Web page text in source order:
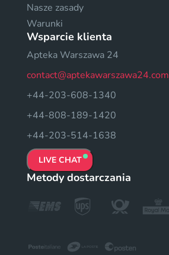
Nasze zasady
Warunki
Wsparcie klienta
Apteka Warszawa 24
contact@aptekawarszawa24.com
+44-203-608-1340
+44-808-189-1420
+44-203-514-1638
LIVE CHAT
Metody dostarczania